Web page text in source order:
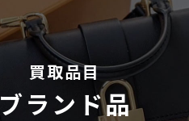
買取品目
ブランド品